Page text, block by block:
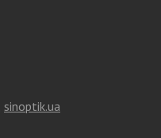
sinoptik.ua